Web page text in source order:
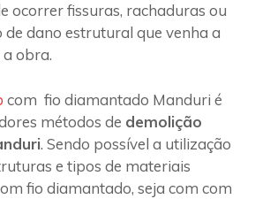
ocorrer fissuras, rachaduras ou
dano estrutural que venha a
obra.
com fio diamantado Manduri é
métodos de demolição
. Sendo possível a utilização
e tipos de materiais
fio diamantado, seja com com